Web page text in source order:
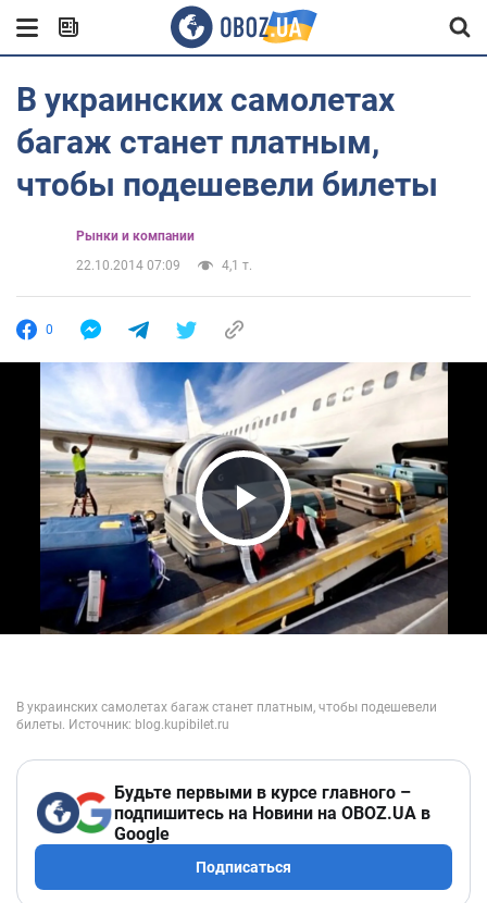
В украинских самолетах
багаж станет платным,
чтобы подешевели билеты
Рынки и компании
22.10.2014 07:09
4,1 т.
0
Play Video
Будьте первыми в курсе главного –
подпишитесь на Новини на OBOZ.UA в
Google
Подписаться